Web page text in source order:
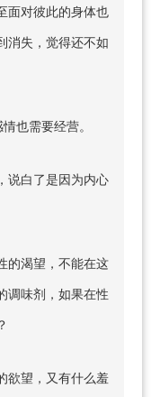
面对彼此的身体也
消失，觉得还不如
也需要经营。
说白了是因为内心
的渴望，不能在这
调味剂，如果在性
欲望，又有什么羞